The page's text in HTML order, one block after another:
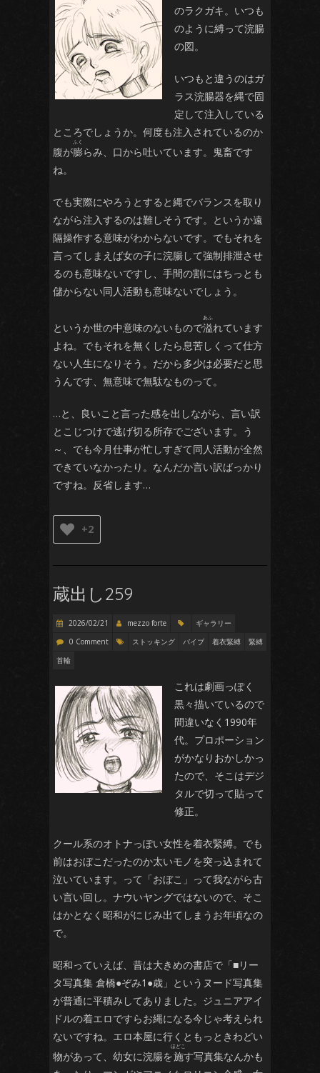
のラクガキ。いつも
のように縛って浣腸
の図。
いつもと違うのはガ
ラス浣腸器を縄で固
定して注入している
ところでしょうか。何度も注入されているのか
腹が膨
ふく
らみ、口から吐いています。鬼畜です
ね。
でも実際にやろうとすると縄でバランスを取り
ながら注入するのは難しそうです。というか遠
隔操作する意味がわからないです。でもそれを
言ってしまえば女の子に浣腸して強制排泄させ
るのも意味ないですし、手間の割にはちっとも
儲からない同人活動も意味ないでしょう。
というか世の中意味のないもので溢れています
よね。でもそれを無くしたら息苦しくって仕方
ない人生になりそう。だから多少は必要だと思
うんです、無意味で無駄なものって。
…と、良いこと言った感を出しながら、言い訳
とこじつけで逃げ切る所存でございます。う
～、でも今月仕事が忙しすぎて同人活動が全然
できていなかったり。なんだか言い訳ばっかり
ですね。反省します…
+2
蔵出し259
2026/02/21 mezzo forte
ギャラリー
0 Comment
ストッキング バイブ 着衣緊縛
緊縛
首輪
これは劇画っぽく
黒々描いているので
間違いなく1990年
代。プロポーション
がかなりおかしかっ
たので、そこはデジ
タルで切って貼って
修正。
クール系のオトナっぽい女性を着衣緊縛。でも
前はおぼこだったのか太いモノを突っ込まれて
泣いています。って「おぼこ」って我ながら古
い言い回し。ナウいヤングではないので、そこ
はかとなく昭和がにじみ出てしまうお年頃なの
で。
昭和っていえば、昔は大きめの書店で「■リー
タ写真集 倉橋●ぞみ1●歳」というヌード写真集
が普通に平積みしてありました。ジュニアアイ
ドルの着エロですらお縄になる今じゃ考えられ
ないですね。エロ本屋に行くともっときわどい
物があって、幼女に浣腸を施す写真集なんかも